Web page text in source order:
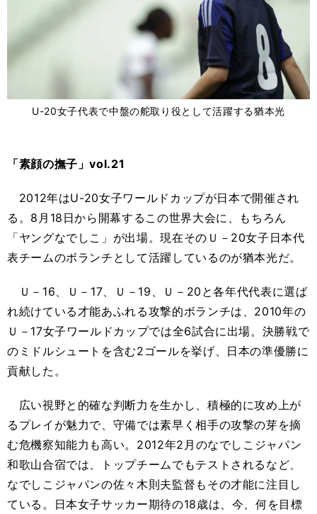
U-20女子代表で中盤の舵取り役として活躍する猶本光
「素顔の撫子」vol.21
2012年はU-20女子ワールドカップが日本で開催され
る。8月18日から開幕するこの世界大会に、もちろん
「ヤングなでしこ」が出場。現在そのＵ－20女子日本代
表チームのボランチとして活躍しているのが猶本光だ。
Ｕ－16、Ｕ－17、Ｕ－19、Ｕ－20と各年代代表に選ば
れ続けている才能あふれる攻撃的ボランチは、2010年の
Ｕ－17女子ワールドカップでは全6試合に出場。決勝戦で
のミドルシュートを含む2ゴールを挙げ、日本の準優勝に
貢献した。
広い視野と的確な判断力を生かし、積極的に攻め上が
るプレイが魅力で、守備では素早く相手の攻撃の芽を摘
む危機察知能力も高い。2012年2月のなでしこジャパン
和歌山合宿では、トップチームでもテストされるなど、
なでしこジャパンの佐々木則夫監督もその才能に注目し
ている。日本女子サッカー期待の18歳は、今、何を目標